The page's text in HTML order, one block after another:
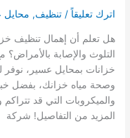
اترك تعليقاً /تنظيف, محايل
هل تعلم أن إهمال تنظيف
التلوث والإصابة
خزانات بمحايل عسير، نوفر
وصحة مياه خزانك، بفضل
والميكروبات التي قد
المزيد من التفاصيل! شركة